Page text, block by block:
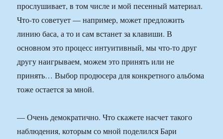
прослушивает, в том числе и мой песенный материал.
Что-то советует — например, может предложить
линию баса, а то и сам встанет за клавиши. В
основном это процесс интуитивный, мы что-то друг
другу наигрываем, можем это принять или не
принять… Выбор продюсера для конкретного альбома
тоже остается за мной.
— Очень демократично. Что скажете насчет такого
наблюдения, которым со мной поделился Бари